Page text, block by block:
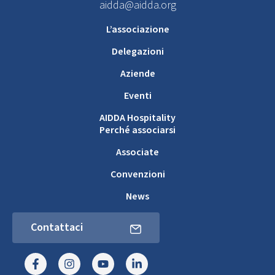
aidda@aidda.org
L’associazione
Delegazioni
Aziende
Eventi
AIDDA Hospitality
Perché associarsi
Associate
Convenzioni
News
Contattaci